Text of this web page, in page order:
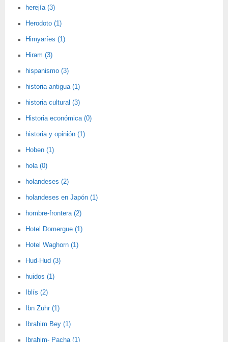
herejía (3)
Herodoto (1)
Himyaríes (1)
Hiram (3)
hispanismo (3)
historia antigua (1)
historia cultural (3)
Historia económica (0)
historia y opinión (1)
Hoben (1)
hola (0)
holandeses (2)
holandeses en Japón (1)
hombre-frontera (2)
Hotel Domergue (1)
Hotel Waghorn (1)
Hud-Hud (3)
huidos (1)
Iblís (2)
Ibn Zuhr (1)
Ibrahim Bey (1)
Ibrahim- Pacha (1)